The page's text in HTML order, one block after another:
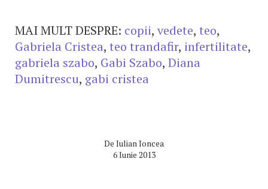
MAI MULT DESPRE: copii, vedete, teo,
Gabriela Cristea, teo trandafir, infertilitate,
gabriela szabo, Gabi Szabo, Diana
Dumitrescu, gabi cristea
De Iulian Ioncea
6 Iunie 2013